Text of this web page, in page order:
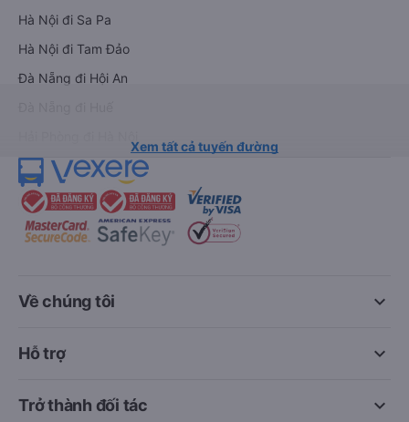
Hà Nội đi Sa Pa
Hà Nội đi Tam Đảo
Đà Nẵng đi Hội An
Xem tất cả tuyến đường
keyboard_arrow_down
Về chúng tôi
keyboard_arrow_down
Hỗ trợ
keyboard_arrow_down
Trở thành đối tác